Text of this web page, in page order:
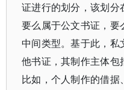
证进行的划分，该划分
要么属于公文书证，要
中间类型。基于此，
他书证，其制作主体包
比如，个人制作的借